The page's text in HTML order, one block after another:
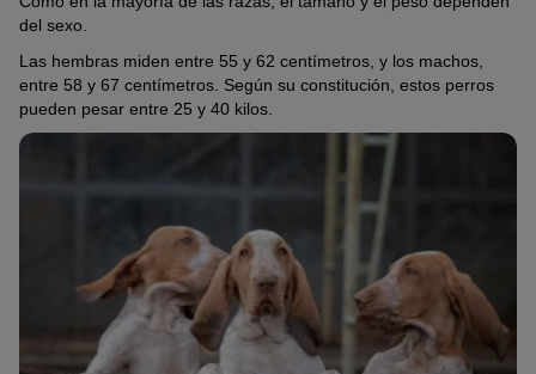
del sexo.
Las hembras miden entre 55 y 62 centímetros, y los machos,
entre 58 y 67 centímetros. Según su constitución, estos perros
pueden pesar entre 25 y 40 kilos.